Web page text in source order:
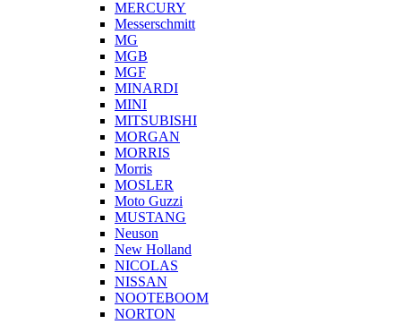
MERCURY
Messerschmitt
MG
MGB
MGF
MINARDI
MINI
MITSUBISHI
MORGAN
MORRIS
Morris
MOSLER
Moto Guzzi
MUSTANG
Neuson
New Holland
NICOLAS
NISSAN
NOOTEBOOM
NORTON